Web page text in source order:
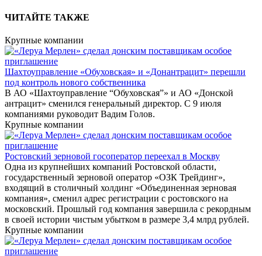
ЧИТАЙТЕ ТАКЖЕ
Крупные компании
Шахтоуправление «Обуховская» и «Донантрацит» перешли
под контроль нового собственника
В АО «Шахтоуправление “Обуховская”» и АО «Донской
антрацит» сменился генеральный директор. С 9 июля
компаниями руководит Вадим Голов.
Крупные компании
Ростовский зерновой госоператор переехал в Москву
Одна из крупнейших компаний Ростовской области,
государственный зерновой оператор «ОЗК Трейдинг»,
входящий в столичный холдинг «Объединенная зерновая
компания», сменил адрес регистрации с ростовского на
московский. Прошлый год компания завершила с рекордным
в своей истории чистым убытком в размере 3,4 млрд рублей.
Крупные компании